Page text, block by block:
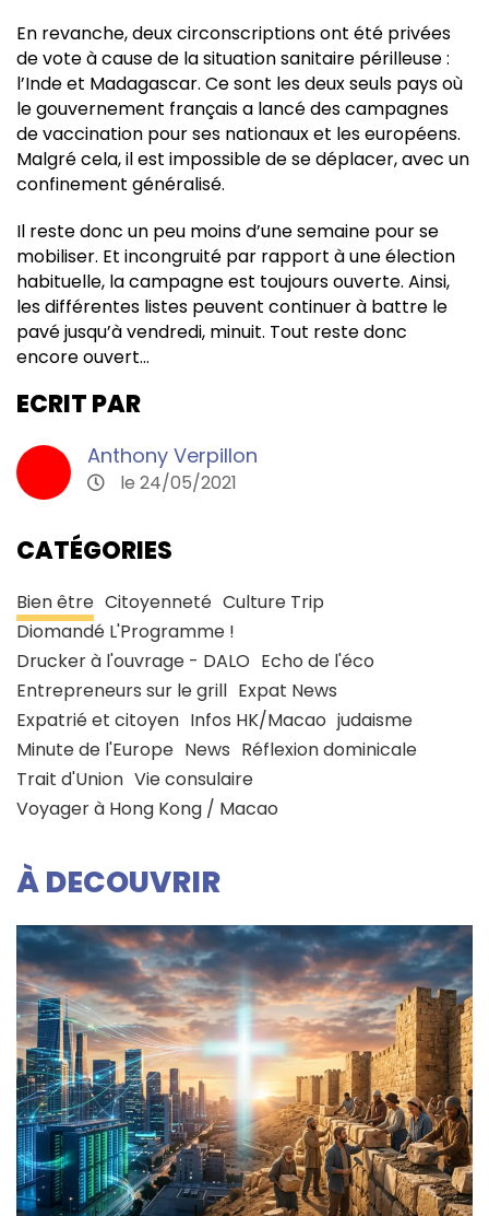
En revanche, deux circonscriptions ont été privées
de vote à cause de la situation sanitaire périlleuse :
l’Inde et Madagascar. Ce sont les deux seuls pays où
le gouvernement français a lancé des campagnes
de vaccination pour ses nationaux et les européens.
Malgré cela, il est impossible de se déplacer, avec un
confinement généralisé.
Il reste donc un peu moins d’une semaine pour se
mobiliser. Et incongruité par rapport à une élection
habituelle, la campagne est toujours ouverte. Ainsi,
les différentes listes peuvent continuer à battre le
pavé jusqu’à vendredi, minuit. Tout reste donc
encore ouvert…
ECRIT PAR
Anthony Verpillon
le 24/05/2021
CATÉGORIES
Bien être Citoyenneté Culture Trip
Diomandé L'Programme !
Drucker à l'ouvrage - DALO Echo de l'éco
Entrepreneurs sur le grill Expat News
Expatrié et citoyen Infos HK/Macao judaisme
Minute de l'Europe News Réflexion dominicale
Trait d'Union Vie consulaire
Voyager à Hong Kong / Macao
À DECOUVRIR